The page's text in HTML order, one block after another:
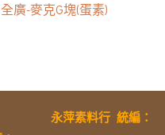
全廣-麥克G塊(蛋素)
永萍素料行 統編 ：